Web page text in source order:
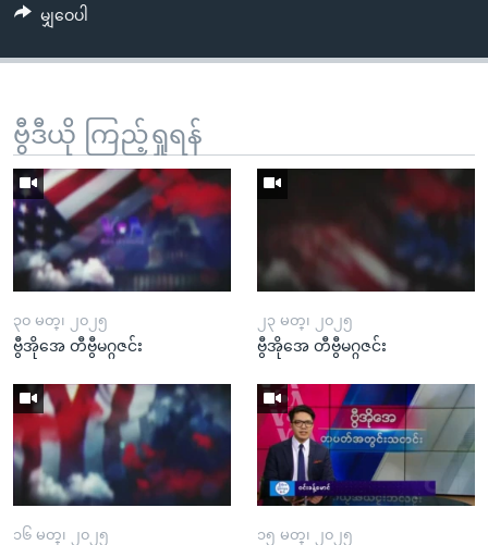
မျှဝေပါ
ဗွီဒီယို ကြည့်ရှုရန်
၃၀ မတ္၊ ၂၀၂၅
ဗွီအိုအေ တီဗွီမဂ္ဂဇင်း
၂၃ မတ္၊ ၂၀၂၅
ဗွီအိုအေ တီဗွီမဂ္ဂဇင်း
၁၆ မတ္၊ ၂၀၂၅ ၁၅ မတ္၊ ၂၀၂၅